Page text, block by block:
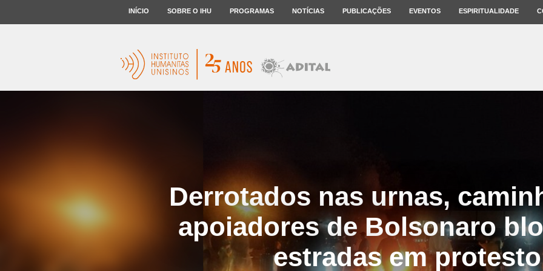
INÍCIO SOBRE O IHU PROGRAMAS NOTÍCIAS PUBLICAÇÕES EVENTOS ESPIRITUALIDADE
Derrotados nas urnas,
apoiadores de Bolsonaro
estradas em protesto